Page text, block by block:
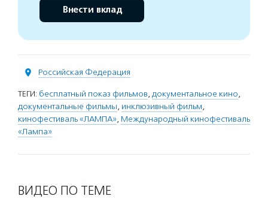
Внести вклад
Российская Федерация
ТЕГИ: бесплатный показ фильмов, документальное кино,
документальные фильмы, инклюзивный фильм,
кинофестиваль «ЛАМПА», Международный кинофестиваль
«Лампа»
ВИДЕО ПО ТЕМЕ